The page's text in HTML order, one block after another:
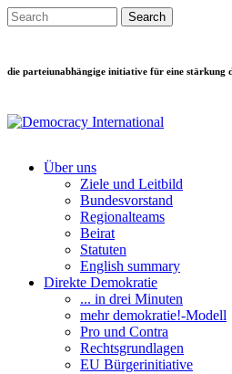
Direkt zum Inhalt
Search this site
die parteiunabhängige initiative für eine stärkung
Main menu
Über uns
Ziele und Leitbild
Bundesvorstand
Regionalteams
Beirat
Statuten
English summary
Direkte Demokratie
... in drei Minuten
mehr demokratie!-Modell
Pro und Contra
Rechtsgrundlagen
EU Bürgerinitiative